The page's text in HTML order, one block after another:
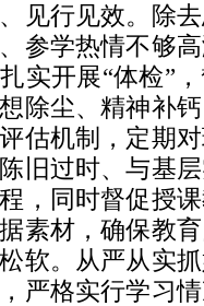
见行见效。除
参学热情不够
实开展“体检”
除尘、精神补
估机制，定期
旧过时、与基
，同时督促授
素材，确保教
软。从严从实
严格实行学习